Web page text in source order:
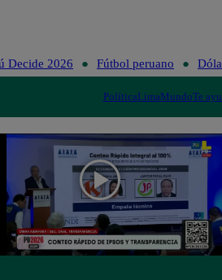
Decide 2026 Fútbol peruano
PolíticaLimaMundoTe